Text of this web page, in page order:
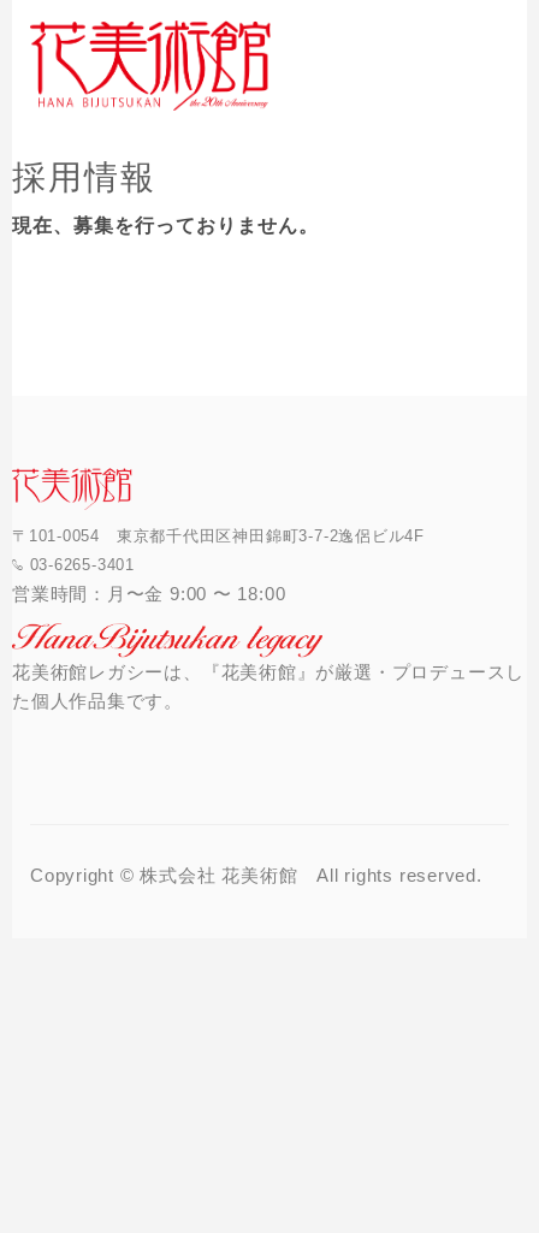
採用情報
現在、募集を行っておりません。
〒101-0054 東京都千代田区神田錦町3-7-2逸侶ビル4F
03-6265-3401
営業時間：月〜金 9:00 〜 18:00
花美術館レガシーは、『花美術館』が厳選・プロデュースし
た個人作品集です。
Copyright © 株式会社 花美術館 All rights reserved.